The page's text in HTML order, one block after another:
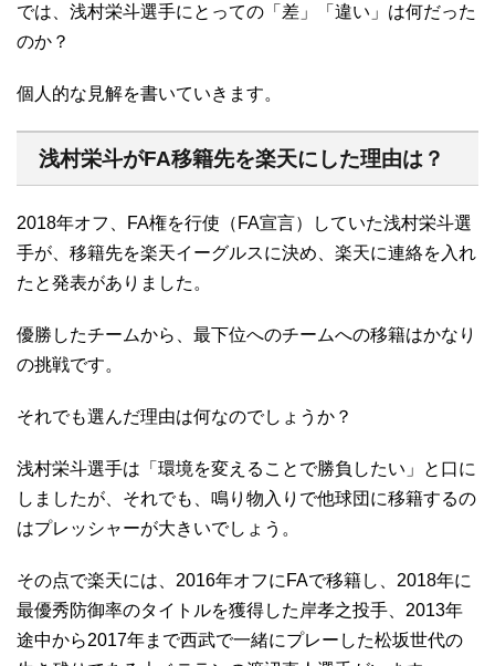
では、浅村栄斗選手にとっての「差」「違い」は何だった
のか？
個人的な見解を書いていきます。
浅村栄斗がFA移籍先を楽天にした理由は？
2018年オフ、FA権を行使（FA宣言）していた浅村栄斗選
手が、移籍先を楽天イーグルスに決め、楽天に連絡を入れ
たと発表がありました。
優勝したチームから、最下位へのチームへの移籍はかなり
の挑戦です。
それでも選んだ理由は何なのでしょうか？
浅村栄斗選手は「環境を変えることで勝負したい」と口に
しましたが、それでも、鳴り物入りで他球団に移籍するの
はプレッシャーが大きいでしょう。
その点で楽天には、2016年オフにFAで移籍し、2018年に
最優秀防御率のタイトルを獲得した岸孝之投手、2013年
途中から2017年まで西武で一緒にプレーした松坂世代の